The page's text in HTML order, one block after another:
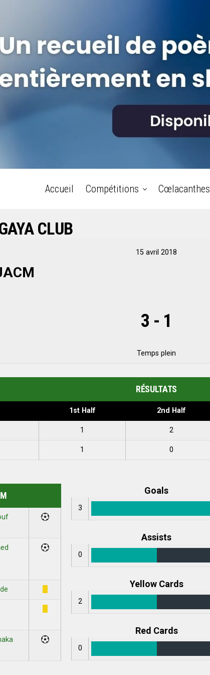
Accueil Compétitions Cœlacanthes
CLUB
15 avril 2018
3 - 1
Temps plein
RÉSULTATS
1st Half 2nd Half
1 2
1 0
Goals
3
Assists
0
Yellow Cards
2
Red Cards
0